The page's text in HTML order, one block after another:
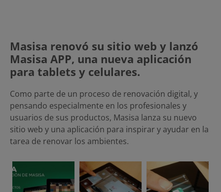
Masisa renovó su sitio web y lanzó
Masisa APP, una nueva aplicación
para tablets y celulares.
Como parte de un proceso de renovación digital, y
pensando especialmente en los profesionales y
usuarios de sus productos, Masisa lanza su nuevo
sitio web y una aplicación para inspirar y ayudar en la
tarea de renovar los ambientes.